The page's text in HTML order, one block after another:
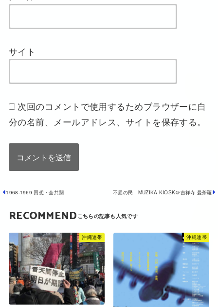
サイト
次回のコメントで使用するためブラウザーに自
分の名前、メールアドレス、サイトを保存する。
不屈の民 MUZIKA KIOSK＠吉祥寺 曼荼羅
1968‐1969 回想・全共闘
RECOMMEND
沖縄連帯 沖縄連帯